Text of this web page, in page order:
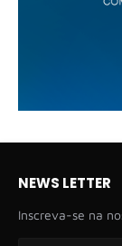
NEWS LETTER
Inscreva-se na